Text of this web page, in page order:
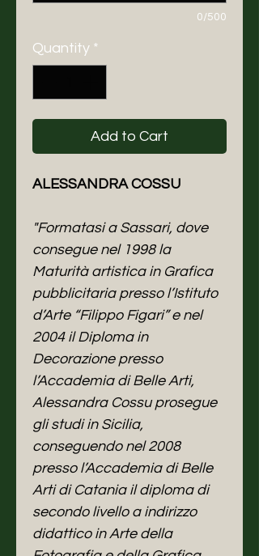
0/500
Quantity *
Add to Cart
ALESSANDRA COSSU
"Formatasi a Sassari, dove
consegue nel 1998 la
Maturità artistica in Grafica
pubblicitaria presso l’Istituto
d’Arte “Filippo Figari” e nel
2004 il Diploma in
Decorazione presso
l’Accademia di Belle Arti,
Alessandra Cossu prosegue
gli studi in Sicilia,
conseguendo nel 2008
presso l’Accademia di Belle
Arti di Catania il diploma di
secondo livello a indirizzo
didattico in Arte della